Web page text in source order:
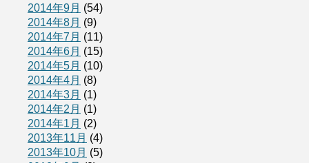
2014年9月 (54)
2014年8月 (9)
2014年7月 (11)
2014年6月 (15)
2014年5月 (10)
2014年4月 (8)
2014年3月 (1)
2014年2月 (1)
2014年1月 (2)
2013年11月 (4)
2013年10月 (5)